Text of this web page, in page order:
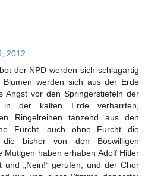
2012
der NPD werden sich schlagartig
Blumen werden sich aus der Erde
Angst vor den Springerstiefeln der
in der kalten Erde verharrten,
Ringelreihen tanzend aus den
Furcht, auch ohne Furcht die
bisher von den Böswilligen
Mutigen haben erhaben Adolf Hitler
und „Nein!“ gerufen, und der Chor